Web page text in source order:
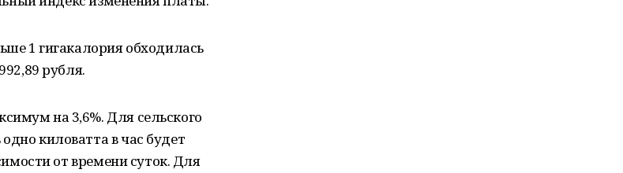
1 гигакалория обходилась
рубля.
на 3,6%. Для сельского
киловатта в час будет
от времени суток. Для